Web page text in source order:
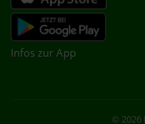
Infos zur App
© 2026